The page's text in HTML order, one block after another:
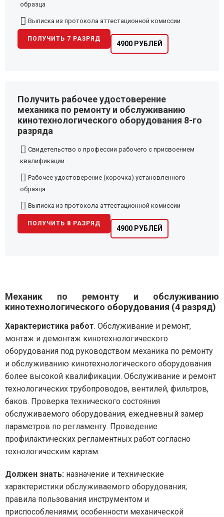
образца
Выписка из протокола аттестационной комиссии
4900 РУБЛЕЙ
ПОЛУЧИТЬ 7 РАЗРЯД
Получить рабочее удостоверение
механика по ремонту и обслуживанию
кинотехнологического оборудования 8-го
разряда
Свидетельство о профессии рабочего с присвоением
квалификации
Рабочее удостоверение (корочка) установленного
образца
Выписка из протокола аттестационной комиссии
4900 РУБЛЕЙ
ПОЛУЧИТЬ 8 РАЗРЯД
Механик по ремонту и обслуживанию
кинотехнологического оборудования (4 разряд)
Характеристика работ. Обслуживание и ремонт,
монтаж и демонтаж кинотехнологического
оборудования под руководством механика по ремонту
и обслуживанию кинотехнологического оборудования
более высокой квалификации. Обслуживание и ремонт
технологических трубопроводов, вентилей, фильтров,
баков. Проверка технического состояния
обслуживаемого оборудования, ежедневный замер
параметров по регламенту. Проведение
профилактических регламентных работ согласно
технологическим картам.
Должен знать: назначение и технические
характеристики обслуживаемого оборудования;
правила пользования инструментом и
приспособлениями; особенности механической